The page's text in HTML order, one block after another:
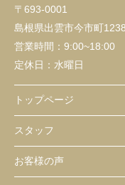
〒693-0001
島根県出雲市今市町
営業時間： 9:00~18:00
定休日： 水曜日
トップページ
スタッフ
お客様の声